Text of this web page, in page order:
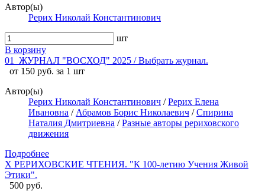
Автор(ы)
Рерих Николай Константинович
шт
В корзину
01_ЖУРНАЛ "ВОСХОД" 2025 / Выбрать журнал.
от 150 руб. за 1 шт
Автор(ы)
Рерих Николай Константинович /Рерих Елена
Ивановна / Абрамов Борис Николаевич /Спирина
Наталия Дмитриевна /Разные авторы рериховского
движения
Подробнее
X РЕРИХОВСКИЕ ЧТЕНИЯ. "К 100-летию Учения Живой
Этики".
500 руб.